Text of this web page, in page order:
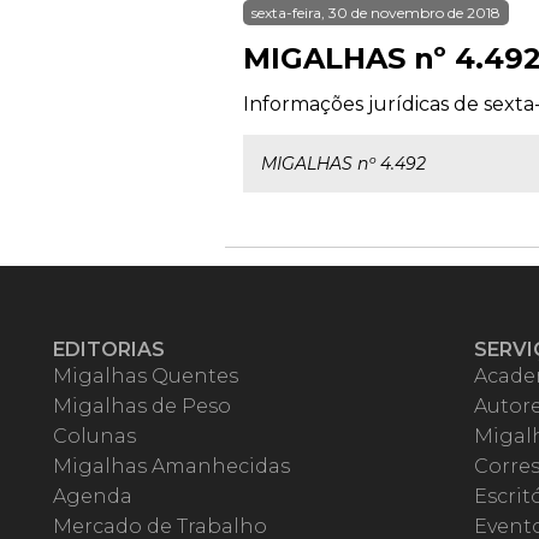
sexta-feira, 30 de novembro de 2018
MIGALHAS nº
Informações jurídicas de
MIGALHAS nº 4.492
EDITORIAS
Migalhas Quentes
Migalhas de Peso
Colunas
Migalhas Amanhecidas
Agenda
Mercado de Trabalho